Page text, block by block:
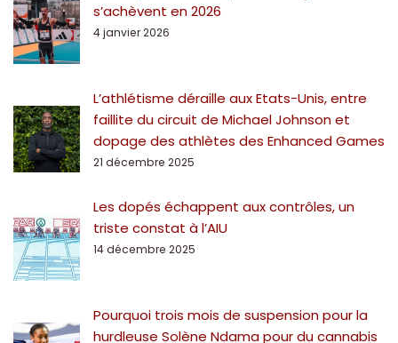
s’achèvent en 2026
4 janvier 2026
L’athlétisme déraille aux Etats-Unis, entre
faillite du circuit de Michael Johnson et
dopage des athlètes des Enhanced Games
21 décembre 2025
Les dopés échappent aux contrôles, un
triste constat à l’AIU
14 décembre 2025
Pourquoi trois mois de suspension pour la
hurdleuse Solène Ndama pour du cannabis